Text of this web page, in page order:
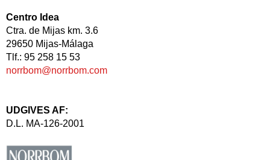
Centro Idea
Ctra. de Mijas km. 3.6
29650 Mijas-Málaga
Tlf.: 95 258 15 53
norrbom@norrbom.com
UDGIVES AF:
D.L. MA-126-2001